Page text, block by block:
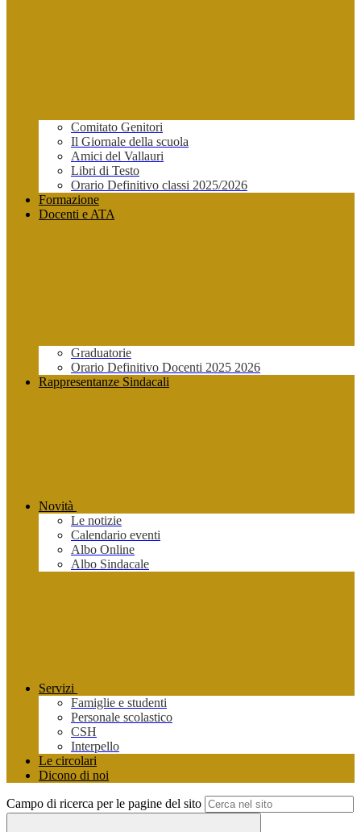
Comitato Genitori
Il Giornale della scuola
Amici del Vallauri
Libri di Testo
Orario Definitivo classi 2025/2026
Formazione
Docenti e ATA
Graduatorie
Orario Definitivo Docenti 2025 2026
Rappresentanze Sindacali
Novità
Le notizie
Calendario eventi
Albo Online
Albo Sindacale
Servizi
Famiglie e studenti
Personale scolastico
CSH
Interpello
Le circolari
Dicono di noi
Campo di ricerca per le pagine del sito